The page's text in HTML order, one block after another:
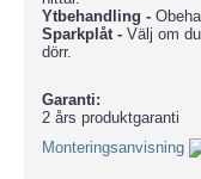
Ytbehandling -
Sparkplåt - Välj om
dörr.
Garanti:
2 års produktgaranti
Monteringsanvisning